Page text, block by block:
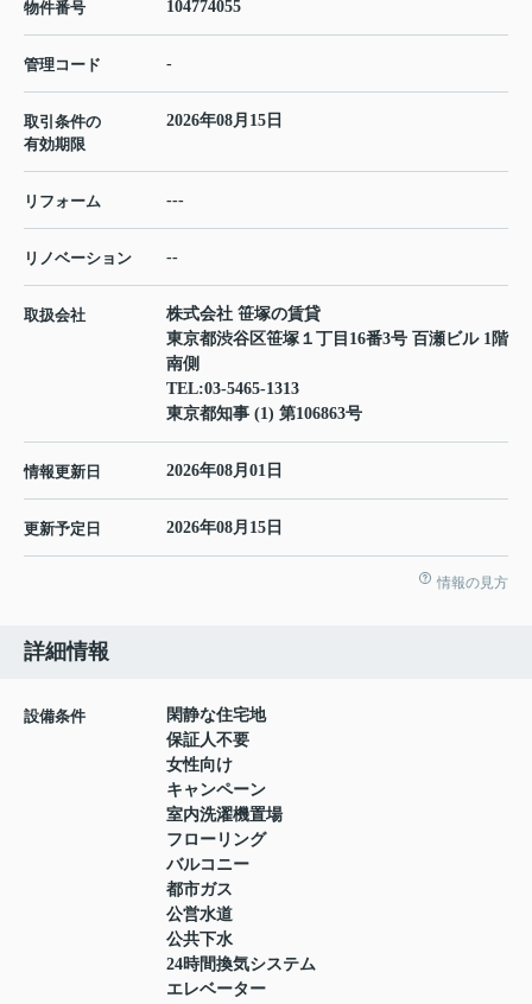
物件番号 104774055
管理コード -
取引条件の
有効期限
2026年08月15日
リフォーム ---
リノベーション --
取扱会社
株式会社 笹塚の賃貸
東京都渋谷区笹塚１丁目16番3号 百瀬ビル 1階
南側
TEL:03-5465-1313
東京都知事 (1) 第106863号
情報更新日 2026年08月01日
更新予定日 2026年08月15日
情報の見方
詳細情報
設備条件
閑静な住宅地
保証人不要
女性向け
キャンペーン
室内洗濯機置場
フローリング
バルコニー
都市ガス
公営水道
公共下水
24時間換気システム
エレベーター